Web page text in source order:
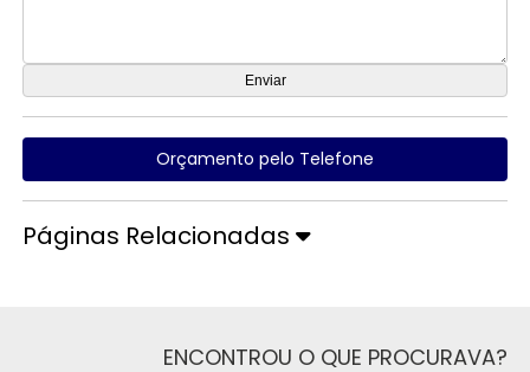
Orçamento pelo Telefone
Páginas Relacionadas
ENCONTROU O QUE PROCURAVA?